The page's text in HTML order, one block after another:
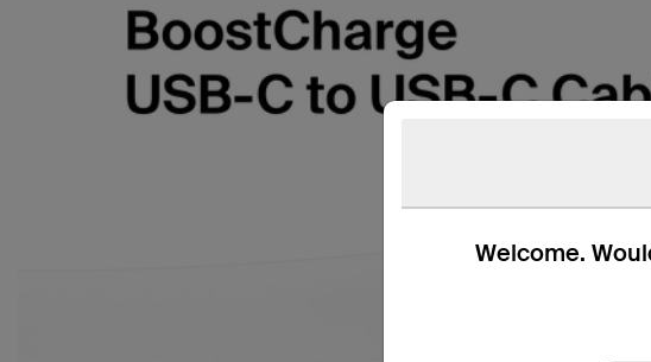
Welcome.